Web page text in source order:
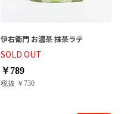
SOLD OUT
伊右衛門 お濃茶 抹茶ラテ
￥789
税抜 ￥730